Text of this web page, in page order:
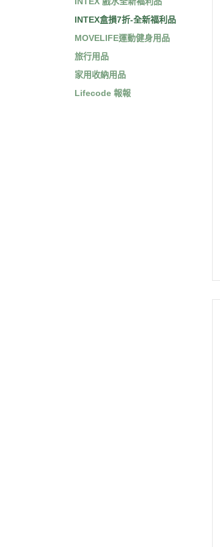
INTEX盒損7折-全新福利品
MOVELIFE運動健身用品
旅行用品
家用收納用品
Lifecode 報報